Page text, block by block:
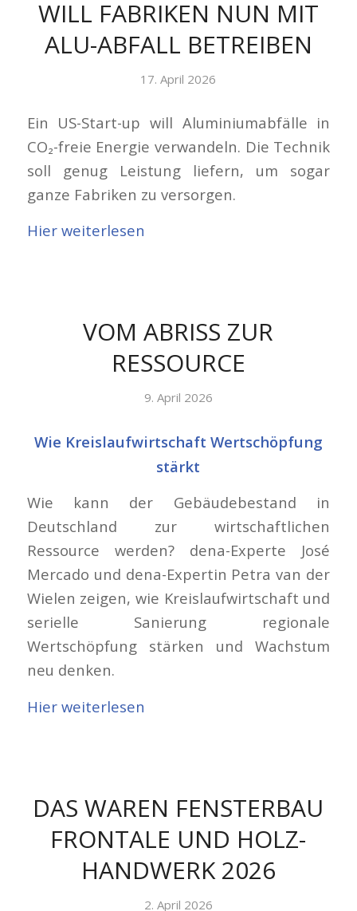
WILL FABRIKEN NUN MIT
ALU-ABFALL BETREIBEN
17. April 2026
Ein US-Start-up will Aluminiumabfälle in
CO₂-freie Energie verwandeln. Die Technik
soll genug Leistung liefern, um sogar
ganze Fabriken zu versorgen.
Hier weiterlesen
VOM ABRISS ZUR
RESSOURCE
9. April 2026
Wie Kreislaufwirtschaft Wertschöpfung
stärkt
Wie kann der Gebäudebestand in
Deutschland zur wirtschaftlichen
Ressource werden? dena-Experte José
Mercado und dena-Expertin Petra van der
Wielen zeigen, wie Kreislaufwirtschaft und
serielle Sanierung regionale
Wertschöpfung stärken und Wachstum
neu denken.
Hier weiterlesen
DAS WAREN FENSTERBAU
FRONTALE UND HOLZ-
HANDWERK 2026
2. April 2026